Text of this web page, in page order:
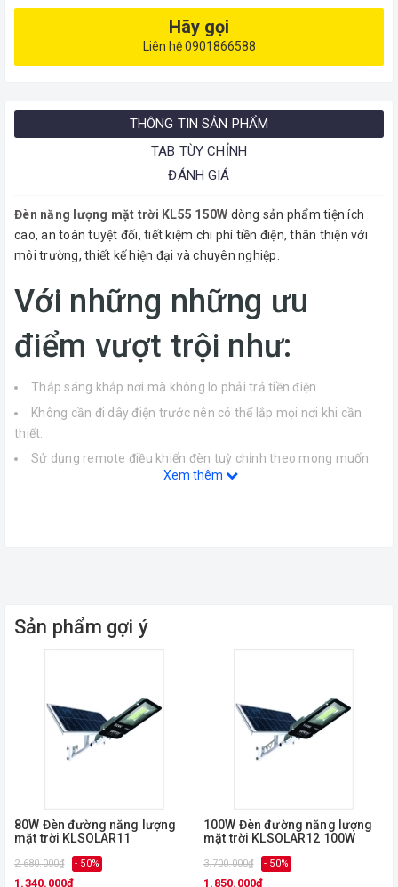
Hãy gọi
Liên hệ 0901866588
THÔNG TIN SẢN PHẨM
TAB TÙY CHỈNH
ĐÁNH GIÁ
Đèn năng lượng mặt trời KL55 150W dòng sản phẩm tiện ích
cao, an toàn tuyệt đối, tiết kiệm chi phí tiền điện, thân thiện với
môi trường, thiết kế hiện đại và chuyên nghiệp.
Với những những ưu
điểm vượt trội như:
Thắp sáng khắp nơi mà không lo phải trả tiền điện.
Không cần đi dây điện trước nên có thể lắp mọi nơi khi cần
thiết.
Sử dụng remote điều khiển đèn tuỳ chỉnh theo mong muốn
của người sử dụng như: cài đặt tự động bật khi trờ tối, hẹn giờ
Xem thêm
Sản phẩm gợi ý
80W Đèn đường năng lượng
mặt trời KLSOLAR11
2.680.000₫ - 50%
1.340.000₫
100W Đèn đường năng lượng
mặt trời KLSOLAR12 100W
3.700.000₫ - 50%
1.850.000₫